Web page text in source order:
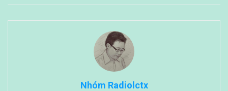
Nhóm Radiolctx